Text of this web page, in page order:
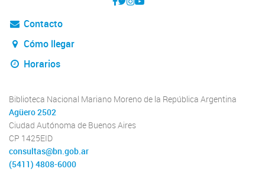
Contacto
Cómo llegar
Horarios
Biblioteca Nacional Mariano Moreno de la República Argentina
Agüero 2502
Ciudad Autónoma de Buenos Aires
CP 1425EID
consultas@bn.gob.ar
(5411) 4808-6000